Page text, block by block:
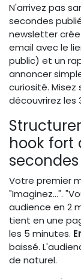
N'arrivez pas
secondes
newsletter
email avec le
public) et un
annoncer
curiosité. Misez
découvrirez les
hook fort
secondes
Votre premier
"Imaginez...".
audience en 2
tient en une
les 5 minutes.
baissé.
de naturel.